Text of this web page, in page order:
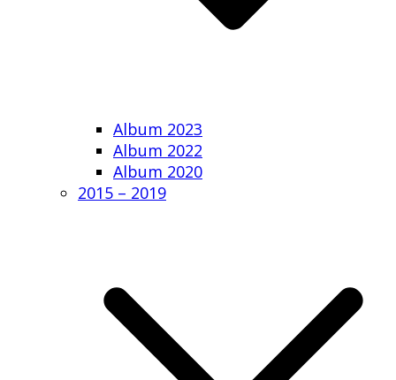
Album 2023
Album 2022
Album 2020
2015 – 2019